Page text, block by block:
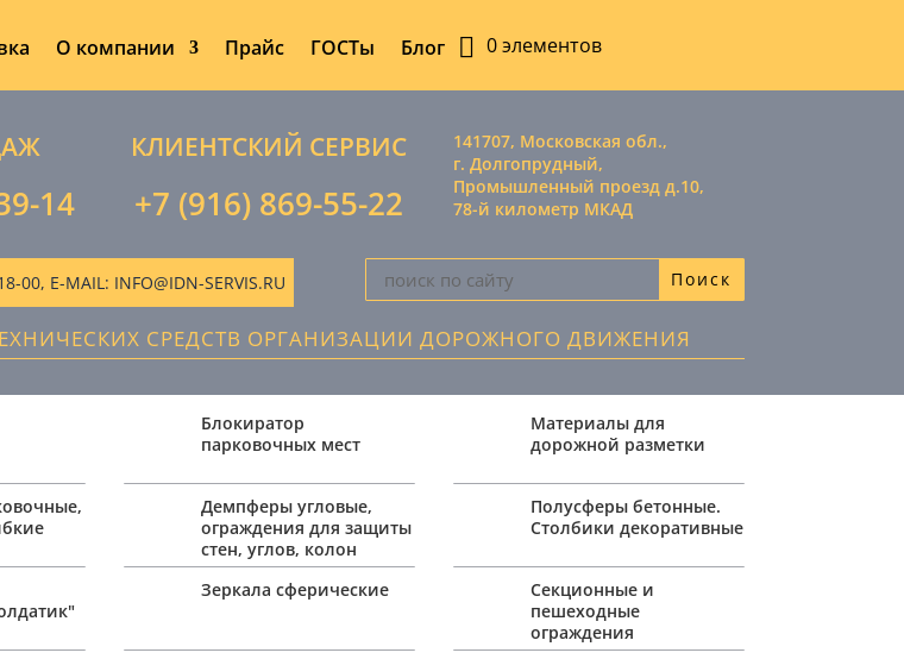
О компании Прайс ГОСТы Блог 0 элементов
14
КЛИЕНТСКИЙ СЕРВИС
+7 (916) 869-55-22
141707, Московская обл.,
г. Долгопрудный,
Промышленный проезд д.10,
78-й километр МКАД
E-MAIL: INFO@IDN-SERVIS.RU
СРЕДСТВ ОРГАНИЗАЦИИ ДОРОЖНОГО ДВИЖЕНИЯ
Блокиратор
парковочных мест
Демпферы угловые,
ограждения для защиты
стен, углов, колон
Зеркала сферические
Материалы для
дорожной разметки
Полусферы бетонные.
Столбики декоративные
Секционные и
пешеходные
ограждения